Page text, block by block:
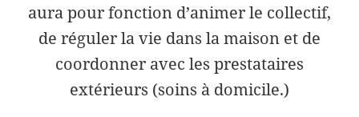
aura pour fonction d’animer le collectif,
de réguler la vie dans la maison et de
coordonner avec les prestataires
extérieurs (soins à domicile.)